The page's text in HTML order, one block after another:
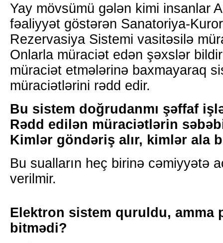
Yay mövsümü gələn kimi insanlar
fəaliyyət göstərən Sanatoriya-
Rezervasiya Sistemi vasitəsilə
Onlarla müraciət edən şəxslər
müraciət etmələrinə baxmayaraq
müraciətlərini rədd edir.
Bu sistem doğrudanmı şəffaf
Rədd edilən müraciətlərin
Kimlər göndəriş alır, kimlər ala
Bu sualların heç birinə cəmiyyətə
verilmir.
Elektron sistem quruldu, amma
bitmədi?